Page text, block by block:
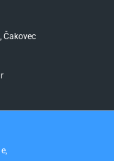
Čakovec